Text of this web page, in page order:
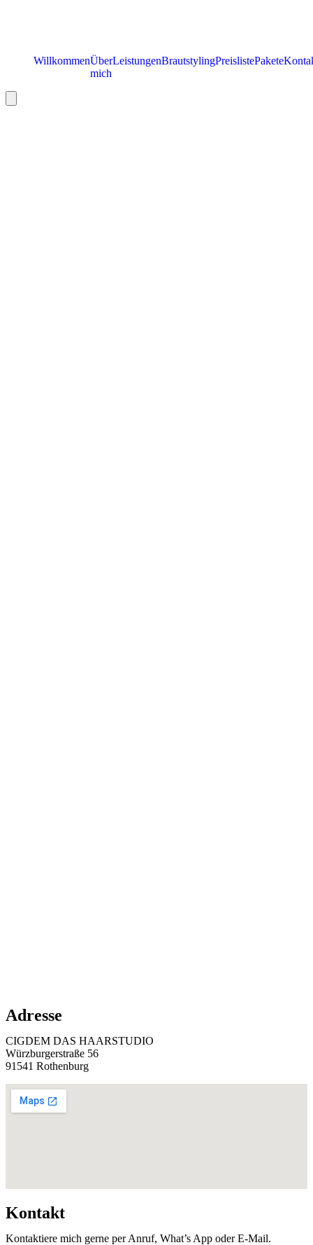
WillkommenÜber
mich
LeistungenBrautstylingPreislistePakete
Adresse
CIGDEM DAS HAARSTUDIO
Würzburgerstraße 56
91541 Rothenburg
Kontakt
Kontaktiere mich gerne per Anruf, What’s App oder E-Mail.